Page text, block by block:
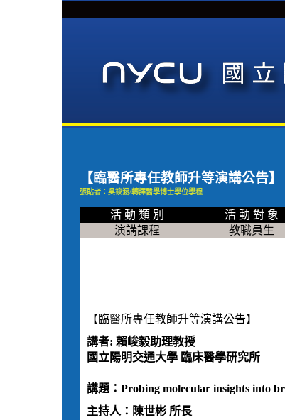
【臨醫所專任教師升等演講公告
張貼者：吳筱涵/轉譯醫學博士學位學程
活 動 類 別 活 動 對 象
演講課程
教職員生
【臨醫所專任教師升等演講公告】
講者: 賴峻毅助理教授
國立陽明交通大學 臨床醫學研究所
講題：Probing molecular insights into
主持人：陳世彬 所長